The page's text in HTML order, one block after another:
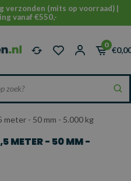
verzonden (mits op voorraad) |
vanaf €550,-
0
meter - 50 mm - 5.000 kg
METER - 50 MM -